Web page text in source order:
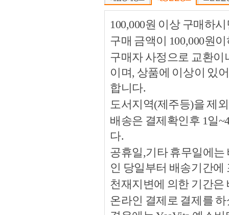
100,000원 이상 구매하
구매 금액이 100,000원
구매자 사정으로 교환이
이며, 상품에 이상이 있
합니다.
도서지역(제주등)을 제
배송은 결제확인후 1일
다.
공휴일,기타 휴무일에
인 당일부터 배송기간에
천재지변에 의한 기간
온라인 결제로 결제를